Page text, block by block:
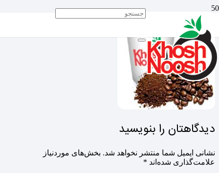
دیدگاهتان را بنویسید
نشانی ایمیل شما منتشر نخواهد شد. بخش‌های موردنیاز
علامت‌گذاری شده‌اند *